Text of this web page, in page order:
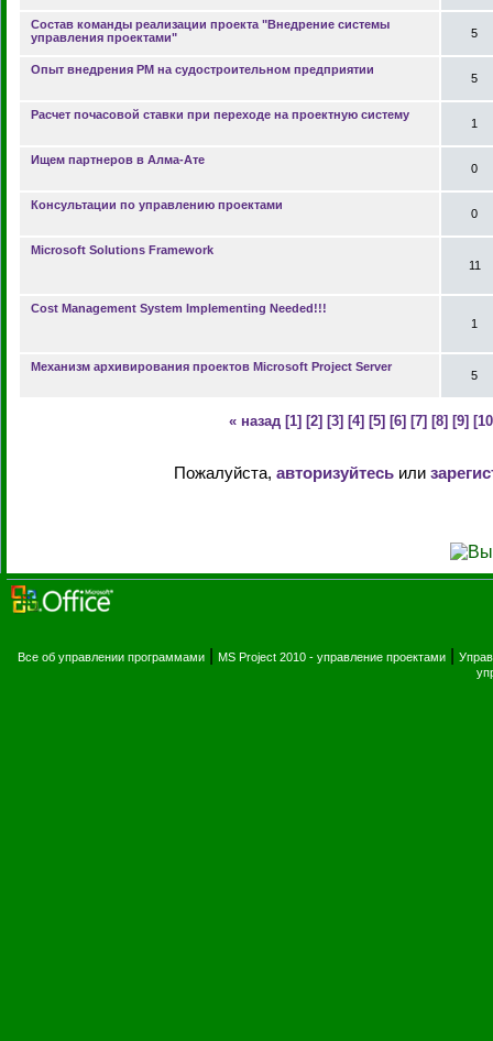
Состав команды реализации проекта "Внедрение системы
управления проектами"
5
Опыт внедрения PM на судостроительном предприятии
5
Расчет почасовой ставки при переходе на проектную систему
1
Ищем партнеров в Алма-Ате
0
Консультации по управлению проектами
0
Microsoft Solutions Framework
11
Cost Management System Implementing Needed!!!
1
Механизм архивирования проектов Microsoft Project Server
5
« назад [1] [2] [3] [4] [5] [6] [7] [8] [9]
Пожалуйста, авторизуйтесьили
Все об управлении программами MS Project 2010 - управление проектами